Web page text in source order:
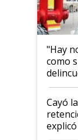
"Hay
como
al
habló
Cayó